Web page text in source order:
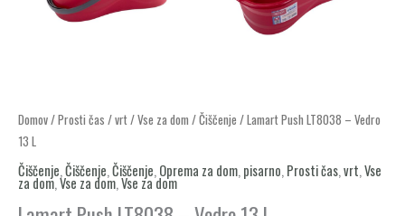
Domov/Prosti čas /vrt/Vse za dom /Čiščenje / Lamart Push LT8038 – Vedro
13 L
Čiščenje,Čiščenje,Čiščenje, Oprema za dom, pisarno, Prosti čas,vrt,Vse
za dom,Vse za dom,Vse za dom
Lamart
Push
LT8038
–